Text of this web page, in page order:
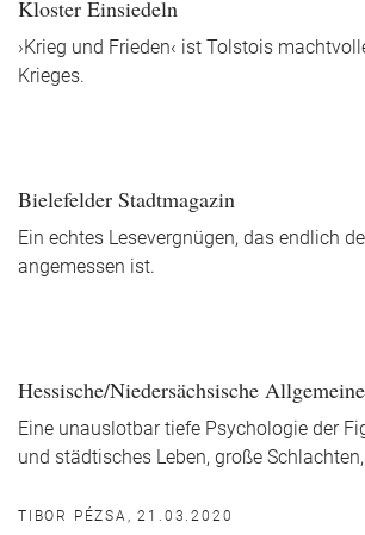
Kloster Einsiedeln
›Krieg und Frieden‹ ist Tolstois
Krieges.
Bielefelder Stadtmagazin
Ein echtes Lesevergnügen, das endlich
angemessen ist.
Hessische/Niedersächsische Allgemeine
Eine unauslotbar tiefe Psychologie der
und städtisches Leben, große Schlachten,
TIBOR PÉZSA, 21.03.2020